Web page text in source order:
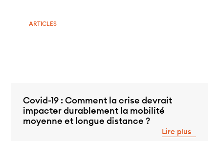
ARTICLES
Covid-19 : Comment la crise devrait
impacter durablement la mobilité
moyenne et longue distance ?
Lire plus